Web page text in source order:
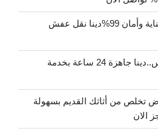
دينا نقل عفش بالرياض بعناية وأمان 99%دينا نقل عفش
دينا نقل عفش حي النرجس..دينا جاهزة 24 ساعة بخدمة
تخلص من أثاثك القديم بسهولة